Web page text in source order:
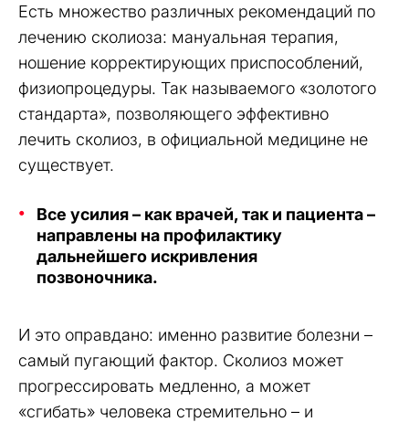
Есть множество различных рекомендаций по
лечению сколиоза: мануальная терапия,
ношение корректирующих приспособлений,
физиопроцедуры. Так называемого «золотого
стандарта», позволяющего эффективно
лечить сколиоз, в официальной медицине не
существует.
Все усилия – как врачей, так и пациента –
направлены на профилактику
дальнейшего искривления
позвоночника.
И это оправдано: именно развитие болезни –
самый пугающий фактор. Сколиоз может
прогрессировать медленно, а может
«сгибать» человека стремительно – и